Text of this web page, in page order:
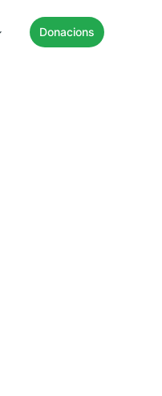
Donacions